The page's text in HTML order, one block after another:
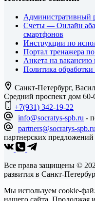
Административный
Счеты — Онлайн
смартфонов
Инструкции по
Портал тренажера
Анкета на вакансию
Политика
Санкт-Петербург,
Средний проспект дом 60-
+7(931) 342-19-22
info@socratys-spb.ru -
partners@socratys-spb.ru
партнерских предложений
Все права защищены ©
развития в Санкт-
Мы используем cookie-
нашего сайта. Продолжая